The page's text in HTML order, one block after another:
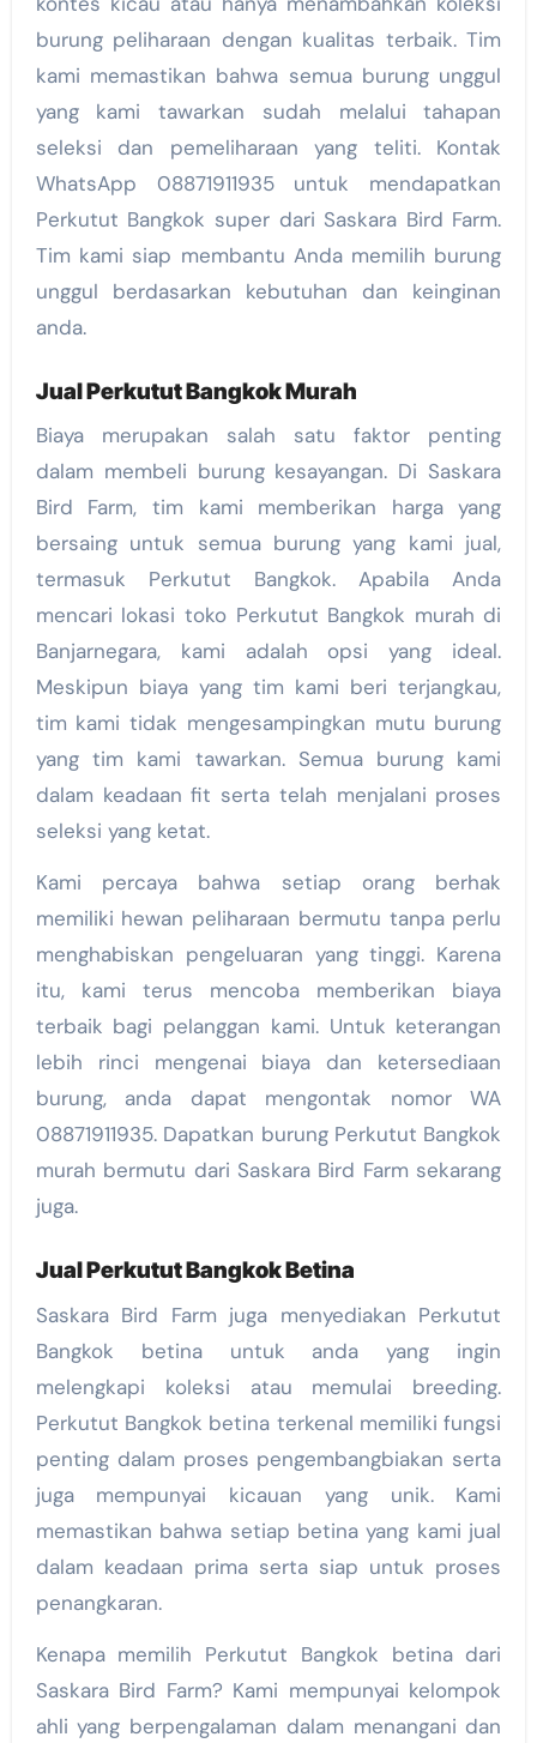
burung peliharaan dengan kualitas terbaik. Tim
kami memastikan bahwa semua burung unggul
yang kami tawarkan sudah melalui tahapan
seleksi dan pemeliharaan yang teliti. Kontak
WhatsApp 08871911935 untuk mendapatkan
Perkutut Bangkok super dari Saskara Bird Farm.
Tim kami siap membantu Anda memilih burung
unggul berdasarkan kebutuhan dan keinginan
anda.
Jual Perkutut Bangkok Murah
Biaya merupakan salah satu faktor penting
dalam membeli burung kesayangan. Di Saskara
Bird Farm, tim kami memberikan harga yang
bersaing untuk semua burung yang kami jual,
termasuk Perkutut Bangkok. Apabila Anda
mencari lokasi toko Perkutut Bangkok murah di
Banjarnegara, kami adalah opsi yang ideal.
Meskipun biaya yang tim kami beri terjangkau,
tim kami tidak mengesampingkan mutu burung
yang tim kami tawarkan. Semua burung kami
dalam keadaan fit serta telah menjalani proses
seleksi yang ketat.
Kami percaya bahwa setiap orang berhak
memiliki hewan peliharaan bermutu tanpa perlu
menghabiskan pengeluaran yang tinggi. Karena
itu, kami terus mencoba memberikan biaya
terbaik bagi pelanggan kami. Untuk keterangan
lebih rinci mengenai biaya dan ketersediaan
burung, anda dapat mengontak nomor WA
08871911935. Dapatkan burung Perkutut Bangkok
murah bermutu dari Saskara Bird Farm sekarang
juga.
Jual Perkutut Bangkok Betina
Saskara Bird Farm juga menyediakan Perkutut
Bangkok betina untuk anda yang ingin
melengkapi koleksi atau memulai breeding.
Perkutut Bangkok betina terkenal memiliki fungsi
penting dalam proses pengembangbiakan serta
juga mempunyai kicauan yang unik. Kami
memastikan bahwa setiap betina yang kami jual
dalam keadaan prima serta siap untuk proses
penangkaran.
Kenapa memilih Perkutut Bangkok betina dari
Saskara Bird Farm? Kami mempunyai kelompok
ahli yang berpengalaman dalam menangani dan